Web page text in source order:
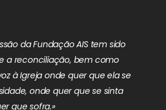
da Fundação AIS tem sido
a reconciliação, bem como
à Igreja onde quer que ela se
onde quer que se sinta
que sofra.»